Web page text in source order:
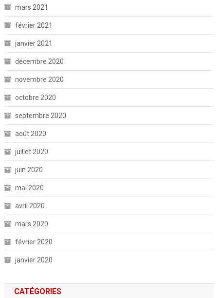
mars 2021
février 2021
janvier 2021
décembre 2020
novembre 2020
octobre 2020
septembre 2020
août 2020
juillet 2020
juin 2020
mai 2020
avril 2020
mars 2020
février 2020
janvier 2020
CATÉGORIES